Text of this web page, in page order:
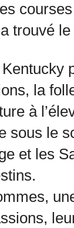
a trouvé
la
à
sous le
et les